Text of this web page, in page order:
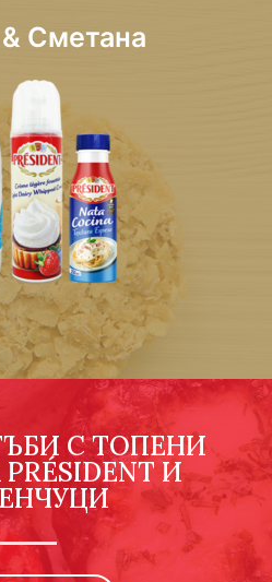
Сметана
С ТОПЕНИ
И